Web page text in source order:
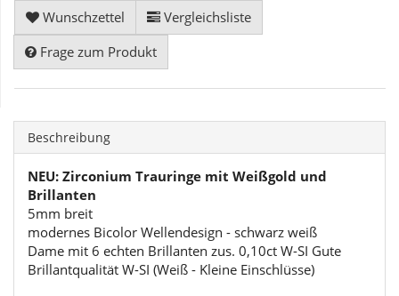
Wunschzettel
Vergleichsliste
Frage zum Produkt
Beschreibung
NEU: Zirconium Trauringe mit Weißgold und
Brillanten
5mm breit
modernes Bicolor Wellendesign - schwarz weiß
Dame mit 6 echten Brillanten zus. 0,10ct W-SI Gute
Brillantqualität W-SI (Weiß - Kleine Einschlüsse)